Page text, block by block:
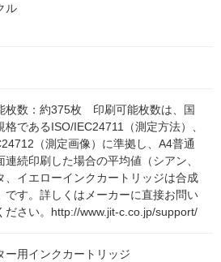
ル
枚数：約375枚 印刷可能枚数は、国
格であるISO/IEC24711（測定方法）、
（測定画像）に準拠し、A4普通
連続印刷した場合の平均値（シアン、
、イエローインクカートリッジは合成
です。詳しくはメーカーに直接お問い
ださい。http://www.jit-c.co.jp/support/
ー用インクカートリッジ